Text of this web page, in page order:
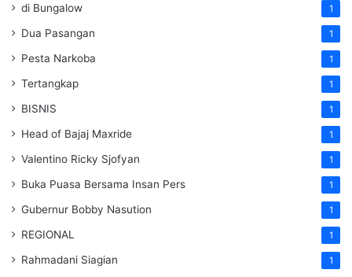
di Bungalow 1
Dua Pasangan 1
Pesta Narkoba 1
Tertangkap 1
BISNIS 1
Head of Bajaj Maxride 1
Valentino Ricky Sjofyan 1
Buka Puasa Bersama Insan Pers 1
Gubernur Bobby Nasution 1
REGIONAL 1
Rahmadani Siagian 1